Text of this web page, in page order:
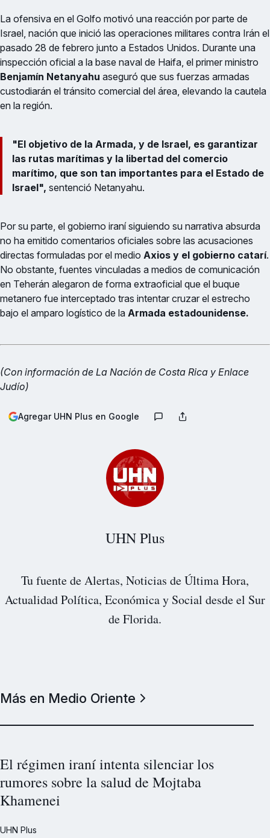
La ofensiva en el Golfo motivó una reacción por parte de
Israel, nación que inició las operaciones militares contra Irán el
pasado 28 de febrero junto a Estados Unidos. Durante una
inspección oficial a la base naval de Haifa, el primer ministro
Benjamín Netanyahu aseguró que sus fuerzas armadas
custodiarán el tránsito comercial del área, elevando la cautela
en la región.
"El objetivo de la Armada, y de Israel, es garantizar
las rutas marítimas y la libertad del comercio
marítimo, que son tan importantes para el Estado de
Israel", sentenció Netanyahu.
Por su parte, el gobierno iraní siguiendo su narrativa absurda
no ha emitido comentarios oficiales sobre las acusaciones
directas formuladas por el medio Axios y el gobierno catarí.
No obstante, fuentes vinculadas a medios de comunicación
en Teherán alegaron de forma extraoficial que el buque
metanero fue interceptado tras intentar cruzar el estrecho
bajo el amparo logístico de la Armada estadounidense.
(Con información de La Nación de Costa Rica y Enlace
Judío)
Agregar UHN Plus en Google
UHN Plus
Tu fuente de Alertas, Noticias de Última Hora,
Actualidad Política, Económica y Social desde el Sur
de Florida.
Más en Medio Oriente
El régimen iraní intenta silenciar los
rumores sobre la salud de Mojtaba
Khamenei
UHN Plus